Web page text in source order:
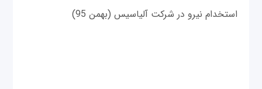
استخدام نیرو در شرکت آلیاسیس (بهمن 95)